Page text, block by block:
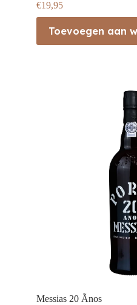
€19,95
Toevoegen aan
Messias 20 Ãnos